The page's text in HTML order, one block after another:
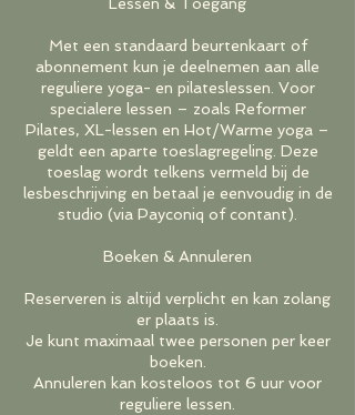
Met een standaard beurtenkaart of
abonnement kun je deelnemen aan alle
reguliere yoga- en pilateslessen. Voor
specialere lessen – zoals Reformer
Pilates, XL-lessen en Hot/Warme yoga –
geldt een aparte toeslagregeling. Deze
toeslag wordt telkens vermeld bij de
lesbeschrijving en betaal je eenvoudig in de
studio (via Payconiq of contant).
Boeken & Annuleren
Reserveren is altijd verplicht en kan zolang
er plaats is.
Je kunt maximaal twee personen per keer
boeken.
Annuleren kan kosteloos tot 6 uur voor
reguliere lessen.